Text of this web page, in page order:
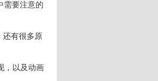
需要注意的
还有很多原
，以及动画